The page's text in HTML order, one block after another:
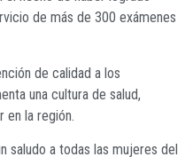
de más de 300 exámenes
de calidad a los
una cultura de salud,
en la región.
saludo a todas las mujeres del